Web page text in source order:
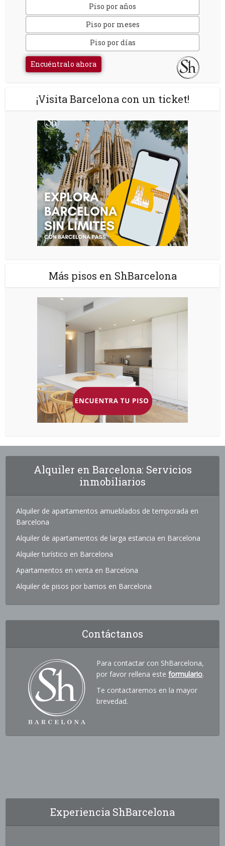
Piso por años
Piso por meses
Piso por días
Encuéntralo ahora
¡Visita Barcelona con un ticket!
Más pisos en ShBarcelona
Alquiler en Barcelona: Servicios
inmobiliarios
Alquiler de apartamentos amueblados de temporada en
Barcelona
Alquiler de apartamentos de larga estancia en Barcelona
Alquiler turístico en Barcelona
Apartamentos en venta en Barcelona
Alquiler de pisos por barrios en Barcelona
Contáctanos
Para contactar con ShBarcelona,
por favor rellena esteformulario.
Te contactaremos en la mayor
brevedad.
Experiencia ShBarcelona